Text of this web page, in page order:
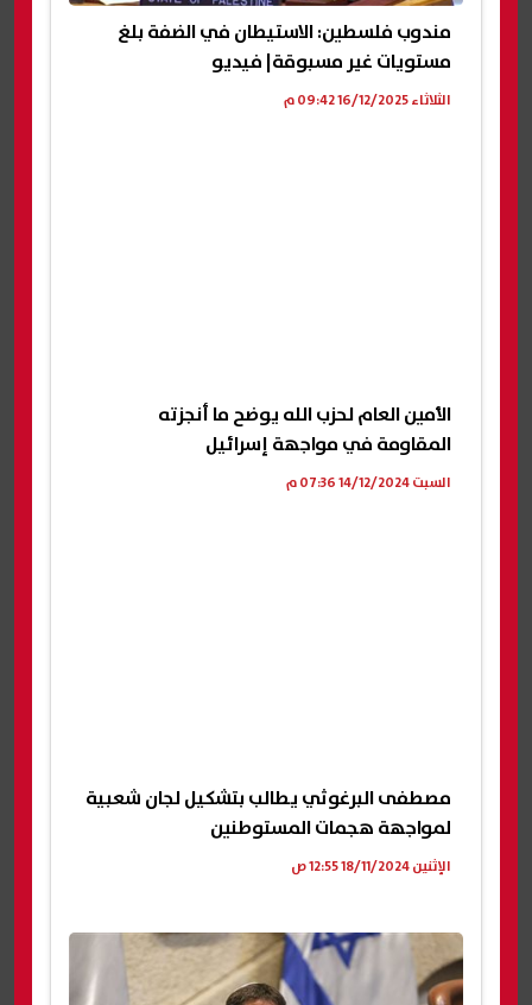
مندوب فلسطين: الاستيطان في الضفة بلغ
مستويات غير مسبوقة| فيديو
الثلاثاء 16/12/2025 09:42 م
الأمين العام لحزب الله يوضح ما أنجزته
المقاومة في مواجهة إسرائيل
السبت 14/12/2024 07:36 م
مصطفى البرغوثي يطالب بتشكيل لجان شعبية
لمواجهة هجمات المستوطنين
الإثنين 18/11/2024 12:55 ص